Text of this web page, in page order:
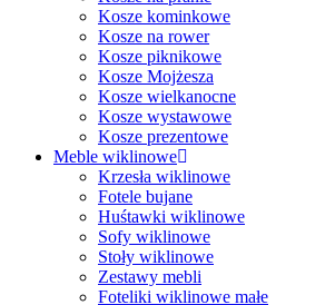
Kosze kominkowe
Kosze na rower
Kosze piknikowe
Kosze Mojżesza
Kosze wielkanocne
Kosze wystawowe
Kosze prezentowe
Meble wiklinowe
Krzesła wiklinowe
Fotele bujane
Huśtawki wiklinowe
Sofy wiklinowe
Stoły wiklinowe
Zestawy mebli
Foteliki wiklinowe małe